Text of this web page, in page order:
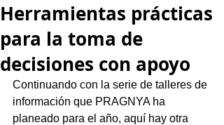
Herramientas prácticas
para la toma de
decisiones con apoyo
Continuando con la serie de talleres de
información que PRAGNYA ha
planeado para el año, aquí hay otra